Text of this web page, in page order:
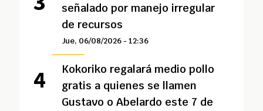
señalado por manejo irregular
de recursos
Jue, 06/08/2026 - 12:36
Kokoriko regalará medio pollo
gratis a quienes se llamen
Gustavo o Abelardo este 7 de